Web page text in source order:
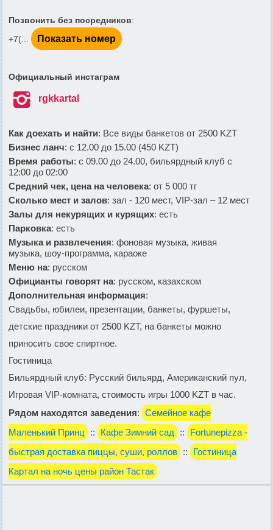
Позвонить без посредников:
+7(...
Показать номер
Официальный инстаграм
 rgkkartal
Как доехать и найти: Все виды банкетов от 2500 KZT
Бизнес ланч: с 12.00 до 15.00 (450 KZT)
Время работы: с 09.00 до 24.00, бильярдный клуб с
12:00 до 02:00
Средний чек, цена на человека: от 5 000 тг
Сколько мест и залов: зал - 120 мест, VIP-зал – 12 мест
Залы для некурящих и курящих: есть
Парковка: есть
Музыка и развлечения: фоновая музыка, живая
музыка, шоу-программа, караоке
Меню на: русском
Официанты говорят на: русском, казахском
Дополнительная информация:
Свадьбы, юбилеи, презентации, банкеты, фуршеты,
детские праздники от 2500 KZT, на банкеты можно
приносить свое спиртное.
Гостиница
Бильярдный клуб: Русский бильярд, Американский пул,
Игровая VIP-комната, стоимость игры 1000 KZT в час.
Рядом находятся заведения: Семейное кафе
Маленький Принц
:: Кафе Зимний сад ::
Fortunepizza -
быстрая доставка пиццы, суши, роллов ::
Гостиница
Картал на ночь цены район Тастак